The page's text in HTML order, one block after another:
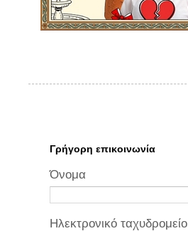
Γρήγορη επικοινωνία
Όνομα
Ηλεκτρονικό ταχυδρομείο